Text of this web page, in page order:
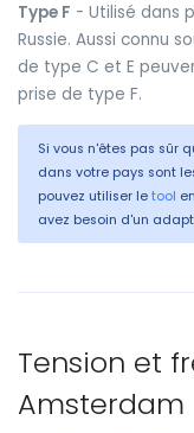
Type F - Utilisé dans
Russie. Aussi connu
de type C et E
prise de type F.
Si vous n'êtes pas sûr
dans votre pays sont
pouvez utiliser le tool
avez besoin d'un
Tension et
Amsterdam